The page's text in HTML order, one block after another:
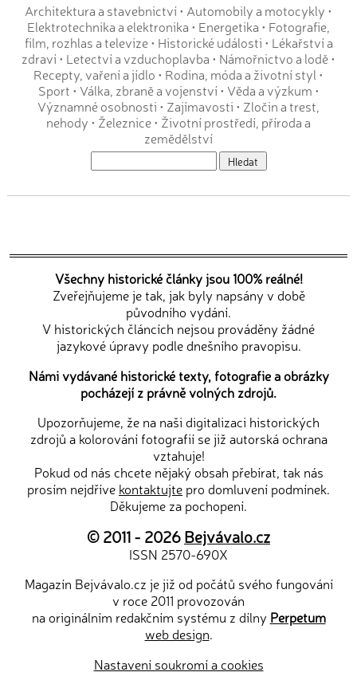
Architektura a stavebnictví• Automobily a motocykly •
Elektrotechnika a elektronika • Energetika • Fotografie,
film, rozhlas a televize• Historické události • Lékařství a
zdraví• Letectví a vzduchoplavba • Námořnictvo a lodě•
Recepty, vaření a jídlo • Rodina, móda a životní styl •
Sport • Válka, zbraně a vojenství• Věda a výzkum •
Významné osobnosti • Zajímavosti • Zločin a trest,
nehody • Železnice• Životní prostředí, příroda a
zemědělství
Všechny historické články jsou 100% reálné!
Zveřejňujeme je tak, jak byly napsány v době
původního vydání.
V historických článcích nejsou prováděny žádné
jazykové úpravy podle dnešního pravopisu.
Námi vydávané historické texty, fotografie a obrázky
pocházejí z právně volných zdrojů.
Upozorňujeme, že na naši digitalizaci historických
zdrojů a kolorování fotografií se již autorská ochrana
vztahuje!
Pokud od nás chcete nějaký obsah přebírat, tak nás
prosím nejdříve kontaktujte pro domluvení podmínek.
Děkujeme za pochopení.
© 2011 - 2026Bejvávalo.cz
ISSN 2570-690X
Magazín Bejvávalo.cz je již od počátů svého fungování
v roce 2011 provozován
na originálním redakčním systému z dílny Perpetum
web design.
Nastavení soukromí a cookies